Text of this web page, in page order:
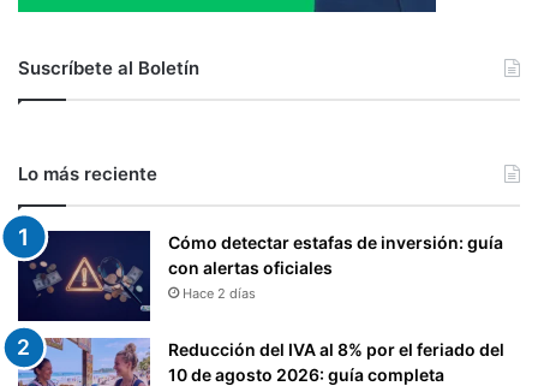
Suscríbete al Boletín
Lo más reciente
Cómo detectar estafas de inversión: guía
con alertas oficiales
Hace 2 días
Reducción del IVA al 8% por el feriado del
10 de agosto 2026: guía completa